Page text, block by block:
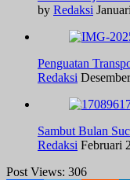
by Redaksi
Penguatan
Redaksi
Sambut Bulan
Redaksi Februari
Post Views: 306